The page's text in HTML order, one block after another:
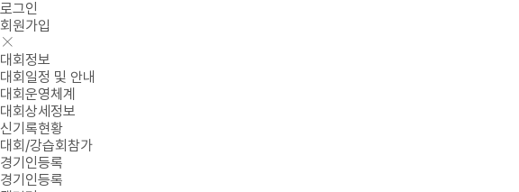
로그인
회원가입
대회정보
대회일정 및 안내
대회운영체계
대회상세정보
신기록현황
대회/강습회참가
경기인등록
경기인등록